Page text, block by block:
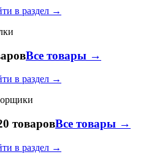
в раздел →
Все товары →
в раздел →
товаровВсе товары →
в раздел →